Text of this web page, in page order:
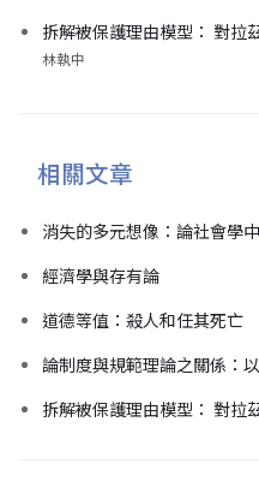
拆解被保護理由模型： 對拉
林執中
相關文章
消失的多元想像：論社會學
經濟學與存有論
道德等值：殺人和任其死亡
論制度與規範理論之關係：
拆解被保護理由模型： 對拉